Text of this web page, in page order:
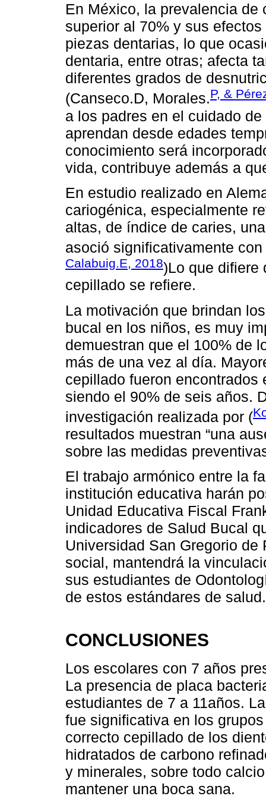
En México, la prevalencia
superior al 70% y sus
piezas dentarias, lo que
dentaria, entre otras; afecta
diferentes grados de
(Canseco.D, Morales.P, &
a los padres en el cuidado
aprendan desde edades
conocimiento será
vida, contribuye además a
En estudio realizado en
cariogénica, especialmente
altas, de índice de caries,
asoció significativamente
Calabuig.E, 2018)Lo que difiere
cepillado se refiere.
La motivación que brindan
bucal en los niños, es muy
demuestran que el 100% de
más de una vez al día.
cepillado fueron
siendo el 90% de seis años.
investigación realizada por (
resultados muestran “una
sobre las medidas
El trabajo armónico entre la
institución educativa harán
Unidad Educativa Fiscal
indicadores de Salud Bucal
Universidad San Gregorio
social, mantendrá la
sus estudiantes de
de estos estándares de salud.
CONCLUSIONES
Los escolares con 7 años
La presencia de placa
estudiantes de 7 a 11años.
fue significativa en los
correcto cepillado de los
hidratados de carbono
y minerales, sobre todo
mantener una boca sana.